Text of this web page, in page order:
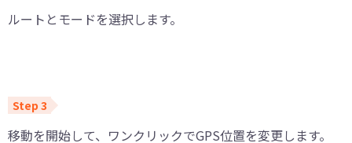
ルートとモードを選択します。
移動を開始して、ワンクリックでGPS位置を変更します。